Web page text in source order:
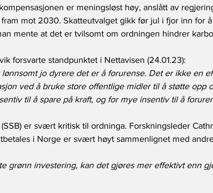
er meningsløst høy, anslått av
mot 2030. Skatteutvalget gikk før jul i fjor inn for
mente at det er tvilsomt om ordningen hindrer
forsvarte standpunktet i Nettavisen (24.01.23):
jo dyrere det er å forurense. Det er ikke en
ved å bruke store offentlige midler til å støtte opp
til å spare på kraft, og for mye insentiv til å
er svært kritisk til ordninga. Forskningsleder
i Norge er svært høyt sammenlignet med
grønn investering, kan det gjøres mer effektivt enn